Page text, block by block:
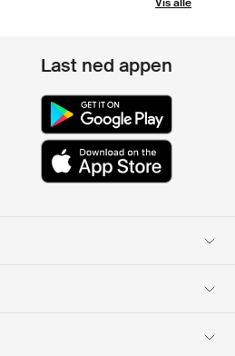
Last ned appen